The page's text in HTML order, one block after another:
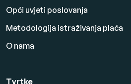
Opći uvjeti poslovanja
Metodologija istraživanja plaća
O nama
Tvrtke